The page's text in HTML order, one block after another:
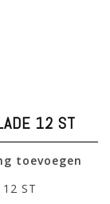
12 ST
toevoegen
12 ST